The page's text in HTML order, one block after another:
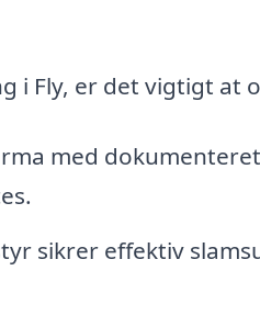
i Fly, er det vigtigt at
med
sikrer effektiv